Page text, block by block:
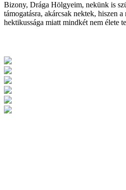
Bizony, Drága Hölgyeim, nekünk is
támogatásra, akárcsak nektek, hiszen
hektikussága miatt mindkét nem élete